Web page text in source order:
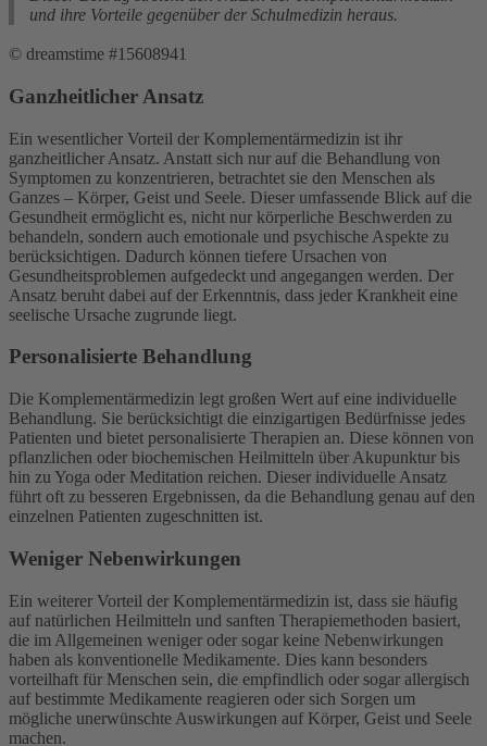
und ihre Vorteile gegenüber der Schulmedizin heraus.
© dreamstime #15608941
Ganzheitlicher Ansatz
Ein wesentlicher Vorteil der Komplementärmedizin ist ihr
ganzheitlicher Ansatz. Anstatt sich nur auf die Behandlung von
Symptomen zu konzentrieren, betrachtet sie den Menschen als
Ganzes – Körper, Geist und Seele. Dieser umfassende Blick auf die
Gesundheit ermöglicht es, nicht nur körperliche Beschwerden zu
behandeln, sondern auch emotionale und psychische Aspekte zu
berücksichtigen. Dadurch können tiefere Ursachen von
Gesundheitsproblemen aufgedeckt und angegangen werden. Der
Ansatz beruht dabei auf der Erkenntnis, dass jeder Krankheit eine
seelische Ursache zugrunde liegt.
Personalisierte Behandlung
Die Komplementärmedizin legt großen Wert auf eine individuelle
Behandlung. Sie berücksichtigt die einzigartigen Bedürfnisse jedes
Patienten und bietet personalisierte Therapien an. Diese können von
pflanzlichen oder biochemischen Heilmitteln über Akupunktur bis
hin zu Yoga oder Meditation reichen. Dieser individuelle Ansatz
führt oft zu besseren Ergebnissen, da die Behandlung genau auf den
einzelnen Patienten zugeschnitten ist.
Weniger Nebenwirkungen
Ein weiterer Vorteil der Komplementärmedizin ist, dass sie häufig
auf natürlichen Heilmitteln und sanften Therapiemethoden basiert,
die im Allgemeinen weniger oder sogar keine Nebenwirkungen
haben als konventionelle Medikamente. Dies kann besonders
vorteilhaft für Menschen sein, die empfindlich oder sogar allergisch
auf bestimmte Medikamente reagieren oder sich Sorgen um
mögliche unerwünschte Auswirkungen auf Körper, Geist und Seele
machen.